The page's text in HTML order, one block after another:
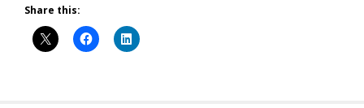
Share this: